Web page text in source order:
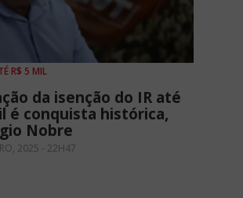
R$ 5 MIL
da isenção do IR até
é conquista histórica,
Nobre
2025 - 22H47